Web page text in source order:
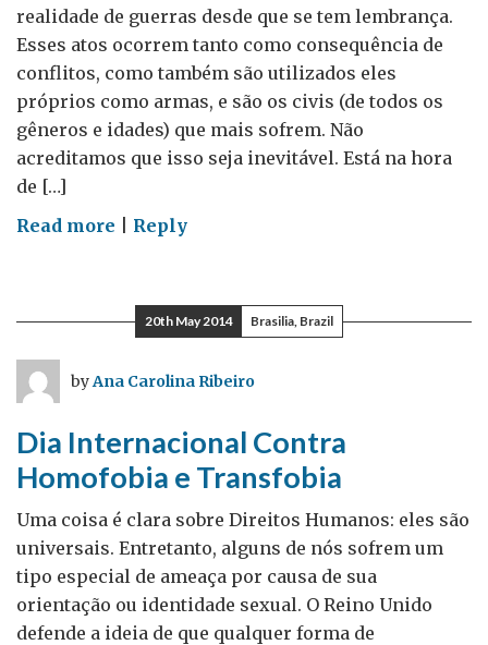
realidade de guerras desde que se tem lembrança.
Esses atos ocorrem tanto como consequência de
conflitos, como também são utilizados eles
próprios como armas, e são os civis (de todos os
gêneros e idades) que mais sofrem. Não
acreditamos que isso seja inevitável. Está na hora
de […]
Read more onReply
20th May 2014 Brasilia, Brazil
byAna Carolina Ribeiro
Dia Internacional Contra
Homofobia e Transfobia
Uma coisa é clara sobre Direitos Humanos: eles são
universais. Entretanto, alguns de nós sofrem um
tipo especial de ameaça por causa de sua
orientação ou identidade sexual. O Reino Unido
defende a ideia de que qualquer forma de